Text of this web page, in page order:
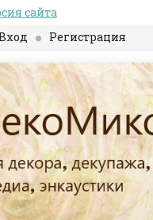
сайта
Регистрация